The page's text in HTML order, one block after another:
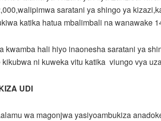
saratani ya shingo ya
katika hatua mbalimbali na wanawake
kwamba hali hiyo inaonesha saratani ya
ni kuweka vitu katika viungo vya
UDI
wa magonjwa yasiyoambukiza